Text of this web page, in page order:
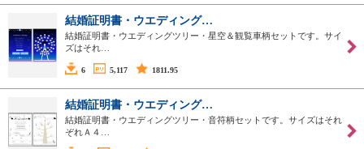
結婚証明書・ウエディング…
結婚証明書・ウエディングツリー・星空＆観覧車柄セットです。サイ
ズはそれ…
6 5,117 1811.95
結婚証明書・ウエディング…
結婚証明書・ウエディングツリー・音符柄セットです。サイズはそれ
ぞれＡ４…